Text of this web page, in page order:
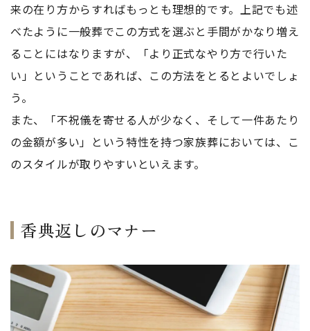
来の在り方からすればもっとも理想的です。上記でも述
べたように一般葬でこの方式を選ぶと手間がかなり増え
ることにはなりますが、「より正式なやり方で行いた
い」ということであれば、この方法をとるとよいでしょ
う。
また、「不祝儀を寄せる人が少なく、そして一件あたり
の金額が多い」という特性を持つ家族葬においては、こ
のスタイルが取りやすいといえます。
香典返しのマナー